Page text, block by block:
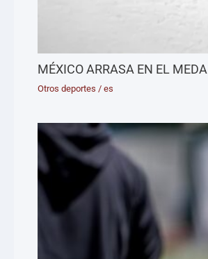
MÉXICO ARRASA EN EL
Otros deportes /es